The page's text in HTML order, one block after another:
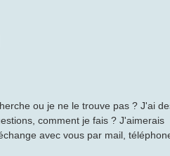
ou je ne le trouve pas ? J'ai
comment je fais ? J'aimerais
avec vous par mail,